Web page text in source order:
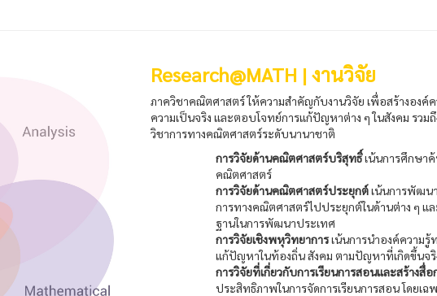
Research@MATH | งานวิจัย
ภาควิชาคณิตศาสตร์ ให้ความสำคัญกับงานวิจัย เพื่อสร้างองค์
ความเป็นจริง และตอบโจทย์การแก้ปัญหาต่าง ๆ ในสังคม รวม
วิชาการทางคณิตศาสตร์ระดับนานาชาติ
การวิจัยด้านคณิตศาสตร์บริสุทธิ์เน้นการศึกษาค้
คณิตศาสตร์
การวิจัยด้านคณิตศาสตร์ประยุกต์เน้นการพัฒน
การทางคณิตศาสตร์ไปประยุกต์ในด้านต่าง ๆ
ฐานในการพัฒนาประเทศ
การวิจัยเชิงพหุวิทยาการเน้นการนำองค์ความรู้
แก้ปัญหาในท้องถิ่น สังคม ตามปัญหาที่เกิดขึ้นจริ
การวิจัยที่เกี่ยวกับการเรียนการสอนและสร้างสื่
ประสิทธิภาพในการจัดการเรียนการสอน โดย